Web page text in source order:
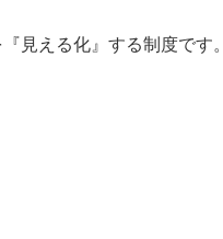
見える化』する制度です。